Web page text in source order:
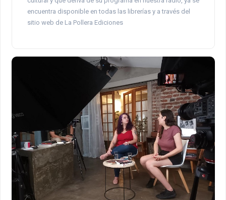
encuentra disponible en todas las librerías y a través del
sitio web de La Pollera Ediciones